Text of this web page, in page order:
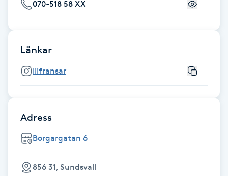
Fotsvamp
Fransar
Fransborttagning
Fransfärgning
Fransförlängning
070-518 58 XX
Länkar
liifransar
Adress
Borgargatan 6
856 31, Sundsvall